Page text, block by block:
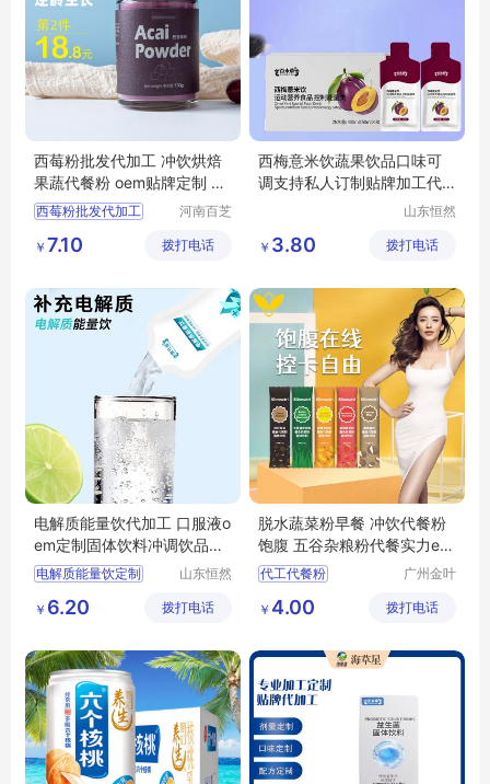
西莓粉批发代加工 冲饮烘焙
果蔬代餐粉 oem贴牌定制 百
芝堂
西莓粉批发代加工
oem贴牌定
河南百芝
团有限公
￥ 7.10 拨打电话
西梅意米饮蔬果饮品口味可
调支持私人订制贴牌加工代
山东恒然
技有限公
￥ 3.80 拨打电话
电解质能量饮代加工 口服液o
em定制固体饮料冲调饮品出
口低起订量
电解质能量饮定制
电解质能量饮定制贴牌
冲调饮品oem定制
山东恒然
技有限公
￥ 6.20 拨打电话
脱水蔬菜粉早餐 冲饮代餐粉
饱腹 五谷杂粮粉代餐实力eo
m贴牌
代工代餐粉
代餐粉生产
五谷杂粮粉代餐
广州金叶
有限公司
￥ 4.00 拨打电话